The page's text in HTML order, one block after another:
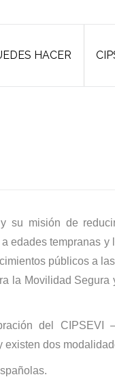
HACER
su misión de
edades tempranas
públicos a
la Movilidad Segura
del CIPSEVI
existen dos